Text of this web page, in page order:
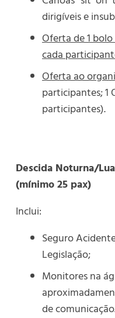
dirigíveis e
Oferta de 1
cada
Oferta ao
participantes; 1
participantes).
Descida Noturna/
(mínimo 25 pax)
Inclui:
Seguro
Legislação;
Monitores na
de